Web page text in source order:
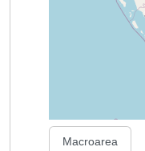
Macroarea